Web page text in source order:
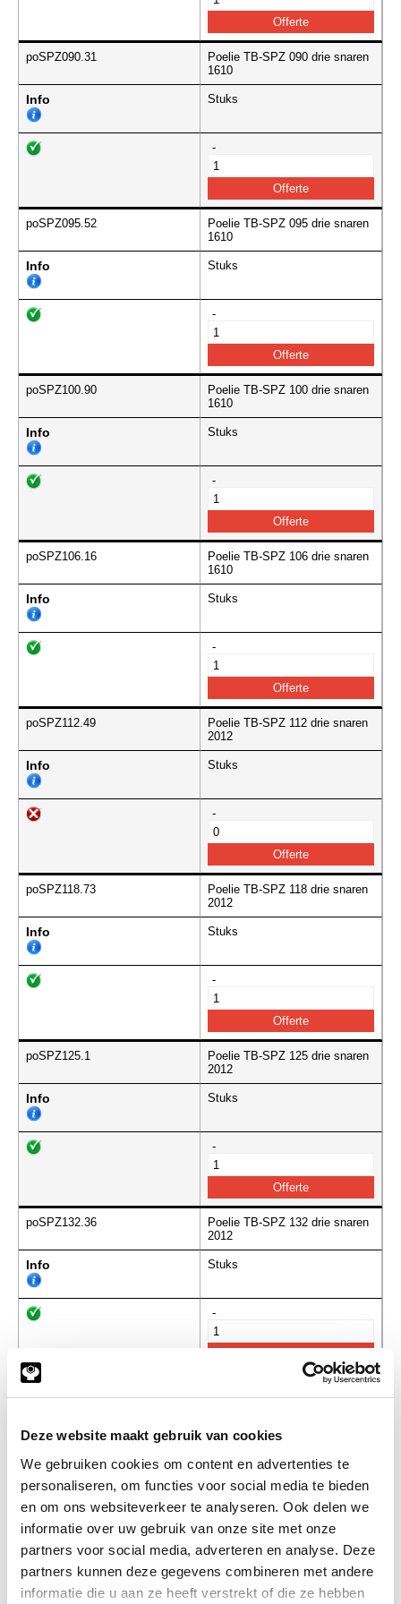
Deze website maakt gebruik van cookies
We gebruiken cookies om content en advertenties te
personaliseren, om functies voor social media te bieden
en om ons websiteverkeer te analyseren. Ook delen we
informatie over uw gebruik van onze site met onze
partners voor social media, adverteren en analyse. Deze
partners kunnen deze gegevens combineren met andere
informatie die u aan ze heeft verstrekt of die ze hebben
poSPZ090.31
Poelie TB-SPZ 090 drie snaren
1610
Info Stuks
-
poSPZ095.52
Poelie TB-SPZ 095 drie snaren
1610
Info Stuks
-
poSPZ100.90
Poelie TB-SPZ 100 drie snaren
1610
Info Stuks
-
poSPZ106.16
Poelie TB-SPZ 106 drie snaren
1610
Info Stuks
-
poSPZ112.49
Poelie TB-SPZ 112 drie snaren
2012
Info Stuks
-
poSPZ118.73
Poelie TB-SPZ 118 drie snaren
2012
Info Stuks
-
poSPZ125.1
Poelie TB-SPZ 125 drie snaren
2012
Info Stuks
-
poSPZ132.36
Poelie TB-SPZ 132 drie snaren
2012
Info Stuks
-
2012
Info Stuks
poSPZ150.95
Poelie TB-SPZ 150 drie snaren
2012
Info Stuks